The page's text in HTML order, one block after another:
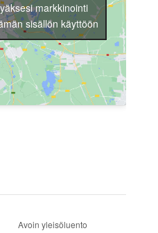
markkinointi
sisällön käyttöön
Avoin yleisöluento